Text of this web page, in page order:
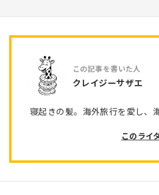
クレイジーサザエ
寝起きの髪。海外旅行を愛し、
このライ